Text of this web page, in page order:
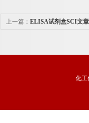
上一篇： ELISA试剂盒SCI文
化工